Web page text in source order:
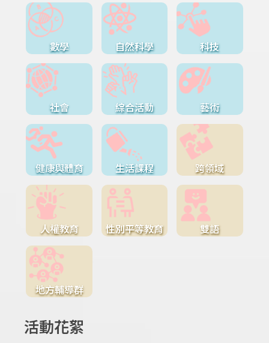
數學 自然科學 科技
社會 綜合活動 藝術
健康與體育 生活課程 跨領域
人權教育 性別平等教育 雙語
地方輔導群
活動花絮